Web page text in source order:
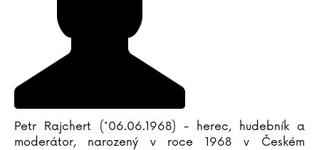
Alan Russel
Katarzyna Ryrychová
Petr Rajchert (*06.06.1968) - herec, hudebník a
moderátor, narozený v roce 1968 v Českém